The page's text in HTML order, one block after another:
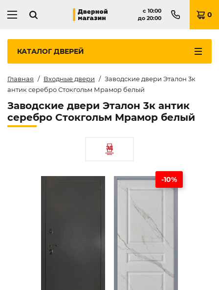
с 10:00
до 20:00 0
КАТАЛОГДВЕРЕЙ
Главная Входные двери
Заводские двери Эталон 3к
антик серебро Стокгольм Мрамор белый
Заводские двери Эталон 3к антик
серебро Стокгольм Мрамор белый
-10%